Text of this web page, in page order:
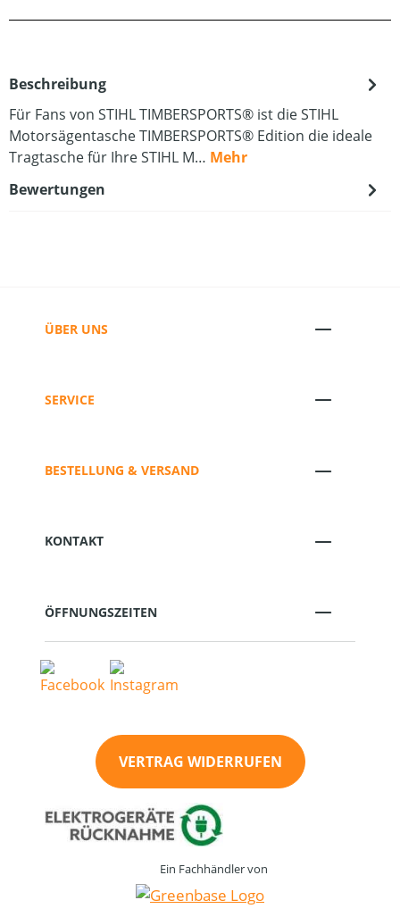
Beschreibung
Für Fans von STIHL TIMBERSPORTS® ist die STIHL
Motorsägentasche TIMBERSPORTS® Edition die ideale
Tragtasche für Ihre STIHL M… Mehr
Bewertungen
ÜBER UNS
SERVICE
BESTELLUNG & VERSAND
KONTAKT
ÖFFNUNGSZEITEN
VERTRAG WIDERRUFEN
Ein Fachhändler von